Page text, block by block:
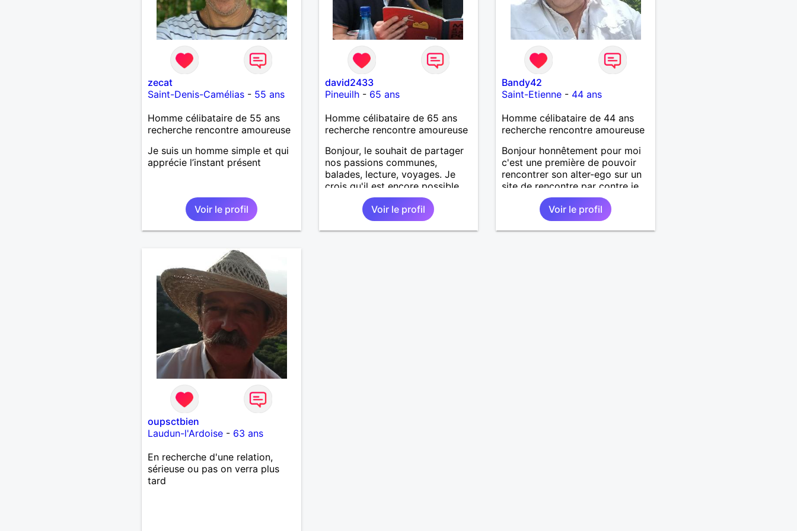
zecat
Saint-Denis-Camélias- 55 ans
Homme célibataire de 55 ans
recherche rencontre amoureuse
Je suis un homme simple et qui
apprécie l’instant présent
Voir le profil
david2433
Pineuilh- 65 ans
Homme célibataire de 65 ans
recherche rencontre amoureuse
Bonjour, le souhait de partager
nos passions communes,
balades, lecture, voyages. Je
crois qu'il est encore possible
de faire la rencontre qui
bouleverse et vous fait vous
envoler, les regards complices,
les mots et les silences qui
Voir le profil
Bandy42
Saint-Etienne - 44 ans
Homme célibataire de 44 ans
recherche rencontre amoureuse
Bonjour honnêtement pour moi
c'est une première de pouvoir
rencontrer son alter-ego sur un
site de rencontre par contre je
suis dinamique entreprenant
respectueux audacieuse
attentionné sincères et expressif
et j' aime surtout les câlins et à
Voir le profil
oupsctbien
Laudun-l'Ardoise- 63 ans
En recherche d'une relation,
sérieuse ou pas on verra plus
tard